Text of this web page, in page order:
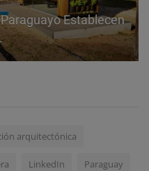
Establecen
arquitectónica
LinkedIn Paraguay